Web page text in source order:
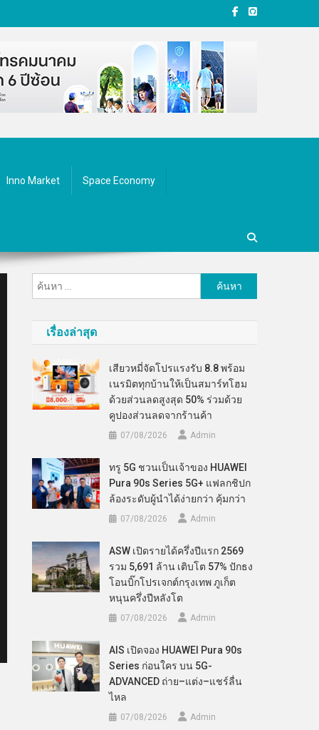
Inno Market Space Economy
ค้นหา
สำหรับ:
เรื่องล่าสุด
เสียวหมี่จัดโปรแรงรับ 8.8 พร้อม
เนรมิตทุกบ้านให้เป็นสมาร์ทโฮม
ด้วยส่วนลดสูงสุด 50% ร่วมด้วย
คูปองส่วนลดจากร้านค้า
07/08/2026 Admin
ทรู 5G ชวนเป็นเจ้าของ HUAWEI
Pura 90s Series 5G+ แฟลกชิปก
ล้องระดับผู้นำได้ง่ายกว่า คุ้มกว่า
07/08/2026 Admin
ASW เปิดรายได้ครึ่งปีแรก 2569
รวม 5,691 ล้าน เติบโต 57% ปักธง
โอนบิ๊กโปรเจกต์กรุงเทพ ภูเก็ต
หนุนครึ่งปีหลังโต
07/08/2026 Admin
AIS เปิดจอง HUAWEI Pura 90s
Series ก่อนใคร บน 5G-
ADVANCED ถ่าย–แต่ง–แชร์ลื่น
ไหล
07/08/2026 Admin